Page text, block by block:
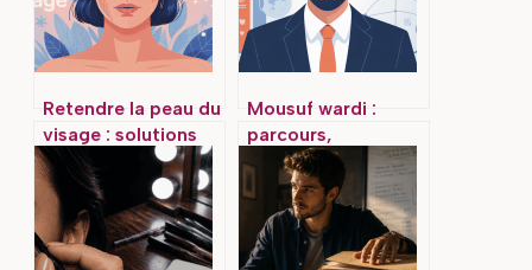
Retendre la peau du
visage : solutions
efficaces et erreurs
à éviter
Mousuf wardi :
parcours,
compétences et
présence en ligne
décryptés